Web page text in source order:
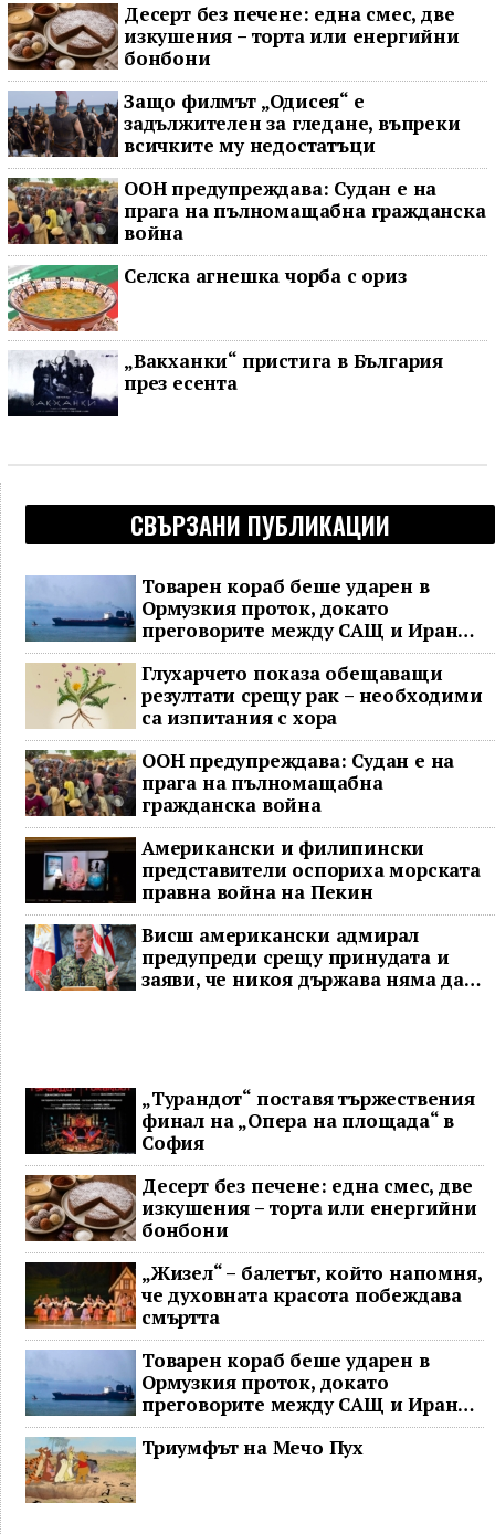
Десерт без печене: една смес, две
изкушения – торта или енергийни
бонбони
Защо филмът „Одисея“ е
задължителен за гледане, въпреки
всичките му недостатъци
ООН предупреждава: Судан е на
прага на пълномащабна гражданска
война
Селска агнешка чорба с ориз
„Вакханки“ пристига в България
през есента
СВЪРЗАНИ ПУБЛИКАЦИИ
Товарен кораб беше ударен в
Ормузкия проток, докато
преговорите между САЩ и Иран
останаха в безизходица
Глухарчето показа обещаващи
резултати срещу рак – необходими
са изпитания с хора
ООН предупреждава: Судан е на
прага на пълномащабна
гражданска война
Американски и филипински
представители оспориха морската
правна война на Пекин
Висш американски адмирал
предупреди срещу принудата и
заяви, че никоя държава няма да
„Турандот“ поставя тържествения
финал на „Опера на площада“ в
София
Десерт без печене: една смес, две
изкушения – торта или енергийни
бонбони
„Жизел“ – балетът, който напомня,
че духовната красота побеждава
смъртта
Товарен кораб беше ударен в
Ормузкия проток, докато
преговорите между САЩ и Иран
останаха в безизходица
Триумфът на Мечо Пух